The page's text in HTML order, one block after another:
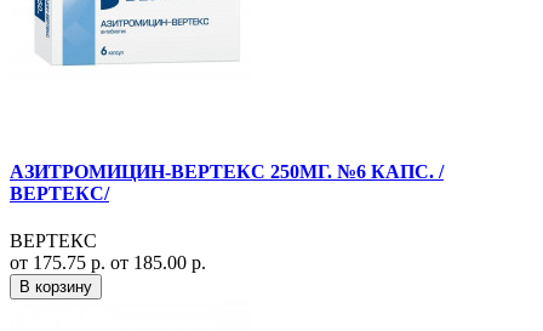
АЗИТРОМИЦИН-ВЕРТЕКС 250МГ. №6 КАПС. /
ВЕРТЕКС/
ВЕРТЕКС
от 175.75 р. от 185.00 р.
В корзину